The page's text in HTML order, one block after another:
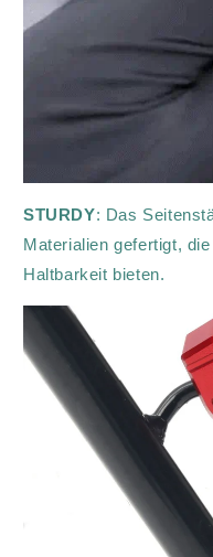
STURDY: Das
Materialien gefertigt,
Haltbarkeit bieten.